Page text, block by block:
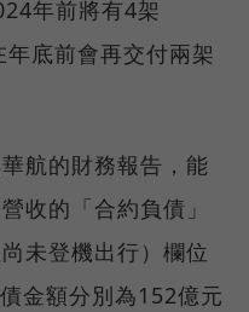
年前將有4架
底前會再交付兩架
航的財務報告，能
收的「合約負債」
未登機出行）欄位
金額分別為152億元